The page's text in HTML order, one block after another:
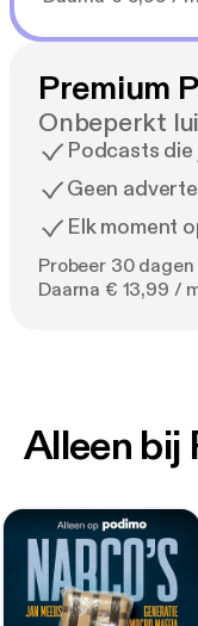
Premium
Onbeperkt
Podcasts
Geen
Elk moment
Probeer 30
Daarna € 13,99 /
Alleen bij